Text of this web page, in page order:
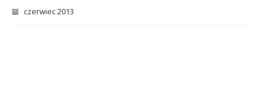
czerwiec 2013